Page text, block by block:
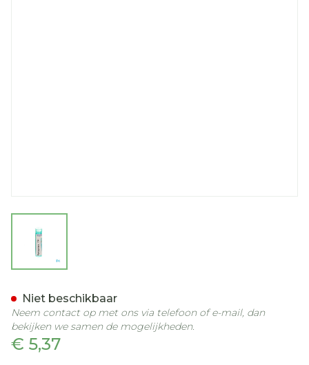
€ 5,37
Niet beschikbaar
Neem contact op met ons via telefoon of e-mail, dan
bekijken we samen de mogelijkheden.